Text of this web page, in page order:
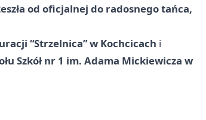
od oficjalnej do radosnego tańca,
“Strzelnica” w Kochcicach i
Szkół nr 1 im. Adama Mickiewicza w